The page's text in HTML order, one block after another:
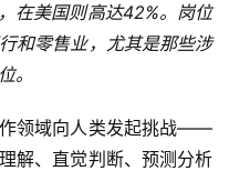
在美国则高达42%。岗位
和零售业，尤其是那些涉
。
领域向人类发起挑战——
解、直觉判断、预测分析